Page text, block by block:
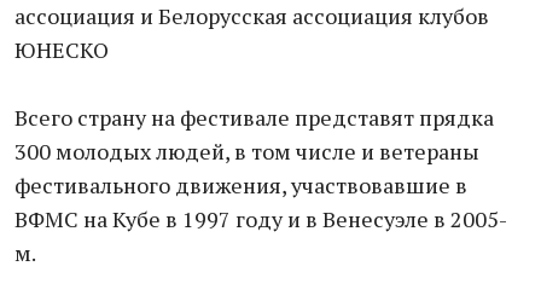
ассоциация и Белорусская ассоциация клубов
ЮНЕСКО
Всего страну на фестивале представят прядка
300 молодых людей, в том числе и ветераны
фестивального движения, участвовавшие в
ВФМС на Кубе в 1997 году и в Венесуэле в 2005-
м.